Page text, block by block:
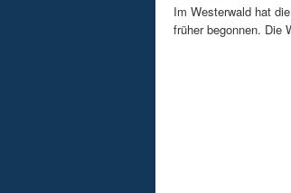
Im Westerwald hat
früher begonnen. Die